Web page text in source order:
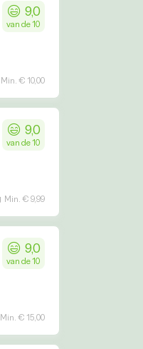
9,0
van de 10
Min. € 10,00
9,0
van de 10
Min. € 9,99
9,0
van de 10
Min. € 15,00